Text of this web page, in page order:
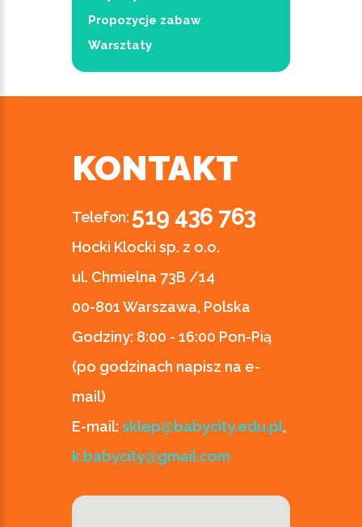
Propozycje zabaw
Warsztaty
KONTAKT
Telefon: 519 436 763
Hocki Klocki sp. z o.o.
ul. Chmielna 73B /14
00-801 Warszawa, Polska
Godziny: 8:00 - 16:00 Pon-Pią
(po godzinach napisz na e-
mail)
E-mail: sklep@babycity.edu.pl,
k.babycity@gmail.com